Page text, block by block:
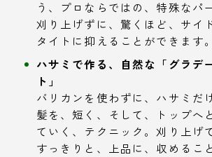
う、プロならではの、特殊なパ
刈り上げずに、驚くほど、サイ
タイトに抑えることができます。
ハサミで作る、自然な「グラデ
ト」
バリカンを使わずに、ハサミだ
髪を、短く、そして、トップへ
ていく、テクニック。刈り上げ
すっきりと、上品に、収めるこ